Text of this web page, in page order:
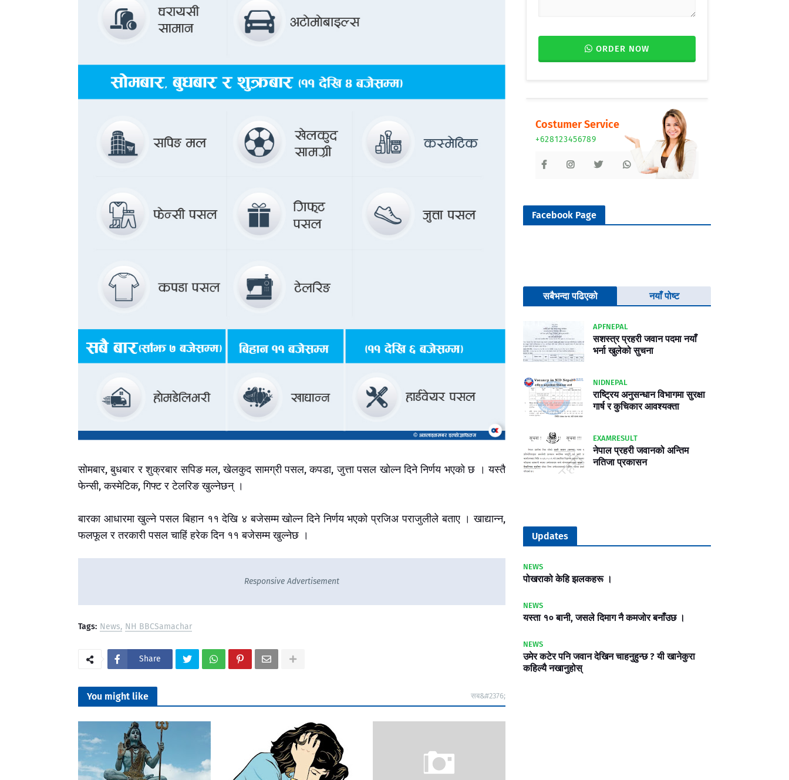
सोमबार, बुधबार र शुक्रबार सपिङ मल, खेलकुद सामग्री पसल, कपडा, जुत्ता पसल खोल्न दिने निर्णय भएको छ । यस्तै
फेन्सी, कस्मेटिक, गिफ्ट र टेलरिङ खुल्नेछन् ।
बारका आधारमा खुल्ने पसल बिहान ११ देखि ४ बजेसम्म खोल्न दिने निर्णय भएको प्रजिअ पराजुलीले बताए । खाद्यान्न,
फलफूल र तरकारी पसल चाहिं हरेक दिन ११ बजेसम्म खुल्नेछ ।
Responsive Advertisement
Tags: News NH BBCSamachar
Share
You might like सब&#2376;
ORDER NOW
Costumer Service
+628123456789
Facebook Page
सबैभन्दा पढिएको नयाँ पोष्ट
APFNEPAL
सशस्त्र प्रहरी जवान पदमा नयाँ
भर्ना खुलेको सुचना
NIDNEPAL
राष्ट्रिय अनुसन्धान विभागमा सुरक्षा
गार्ष र कुचिकार आवश्यक्ता
EXAMRESULT
नेपाल प्रहरी जवानको अन्तिम
नतिजा प्रकासन
Updates
NEWS
पोखराको केहि झलकहरू ।
NEWS
यस्ता १० बानी, जसले दिमाग नै कमजोर बनाँउछ ।
NEWS
उमेर कटेर पनि जवान देखिन चाहनुहुन्छ ? यी खानेकुरा
कहिल्यै नखानुहोस्